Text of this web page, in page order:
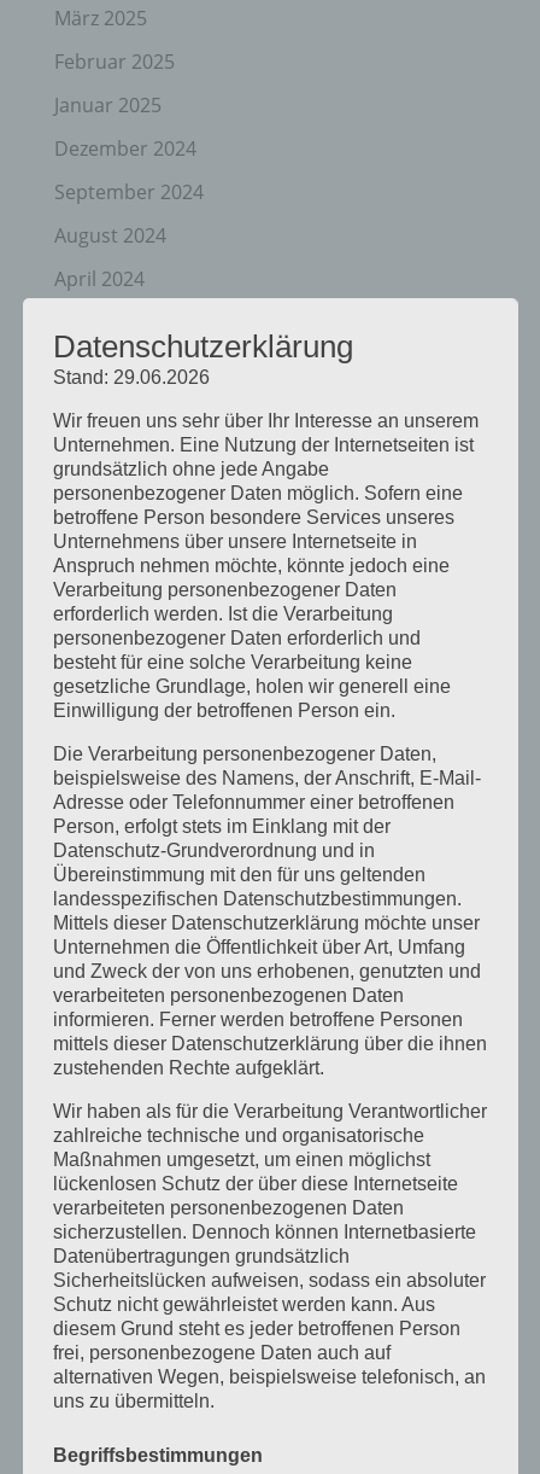
März 2025
Februar 2025
Januar 2025
Dezember 2024
September 2024
August 2024
April 2024
Januar 2024
Dezember 2023
November 2023
Oktober 2023
September 2023
Juli 2023
Juni 2023
Mai 2023
April 2023
März 2023
Februar 2023
Dezember 2022
November 2022
Oktober 2022
September 2022
August 2022
Juli 2022
April 2022
Februar 2022
Januar 2022
Dezember 2021
Oktober 2021
September 2021
Mai 2021
März 2021
Januar 2021
Datenschutzerklärung
Stand: 29.06.2026
Wir freuen uns sehr über Ihr Interesse an unserem
Unternehmen. Eine Nutzung der Internetseiten ist
grundsätzlich ohne jede Angabe
personenbezogener Daten möglich. Sofern eine
betroffene Person besondere Services unseres
Unternehmens über unsere Internetseite in
Anspruch nehmen möchte, könnte jedoch eine
Verarbeitung personenbezogener Daten
erforderlich werden. Ist die Verarbeitung
personenbezogener Daten erforderlich und
besteht für eine solche Verarbeitung keine
gesetzliche Grundlage, holen wir generell eine
Einwilligung der betroffenen Person ein.
Die Verarbeitung personenbezogener Daten,
beispielsweise des Namens, der Anschrift, E-Mail-
Adresse oder Telefonnummer einer betroffenen
Person, erfolgt stets im Einklang mit der
Datenschutz-Grundverordnung und in
Übereinstimmung mit den für uns geltenden
landesspezifischen Datenschutzbestimmungen.
Mittels dieser Datenschutzerklärung möchte unser
Unternehmen die Öffentlichkeit über Art, Umfang
und Zweck der von uns erhobenen, genutzten und
verarbeiteten personenbezogenen Daten
informieren. Ferner werden betroffene Personen
mittels dieser Datenschutzerklärung über die ihnen
zustehenden Rechte aufgeklärt.
Wir haben als für die Verarbeitung Verantwortlicher
zahlreiche technische und organisatorische
Maßnahmen umgesetzt, um einen möglichst
lückenlosen Schutz der über diese Internetseite
verarbeiteten personenbezogenen Daten
sicherzustellen. Dennoch können Internetbasierte
Datenübertragungen grundsätzlich
Sicherheitslücken aufweisen, sodass ein absoluter
Schutz nicht gewährleistet werden kann. Aus
diesem Grund steht es jeder betroffenen Person
frei, personenbezogene Daten auch auf
alternativen Wegen, beispielsweise telefonisch, an
uns zu übermitteln.
Begriffsbestimmungen